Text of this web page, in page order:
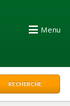
Menu